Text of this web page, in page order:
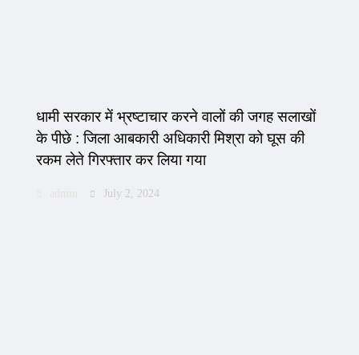
धामी सरकार में भ्रष्टाचार करने वालों की जगह सलाखों
के पीछे : जिला आबकारी अधिकारी मिश्रा को घूस की
रकम लेते गिरफ्तार कर लिया गया
July 2, 2024